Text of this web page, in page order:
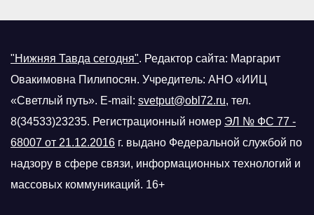
"Нижняя Тавда сегодня". Редактор сайта: Маргарит
Овакимовна Пилипосян. Учредитель: АНО «ИИЦ
«Светлый путь». E-mail: svetput@obl72.ru, тел.
8(34533)23235. Регистрационный номер ЭЛ № ФС 77 -
68007 от 21.12.2016 г. выдано Федеральной службой по
надзору в сфере связи, информационных технологий и
массовых коммуникаций. 16+